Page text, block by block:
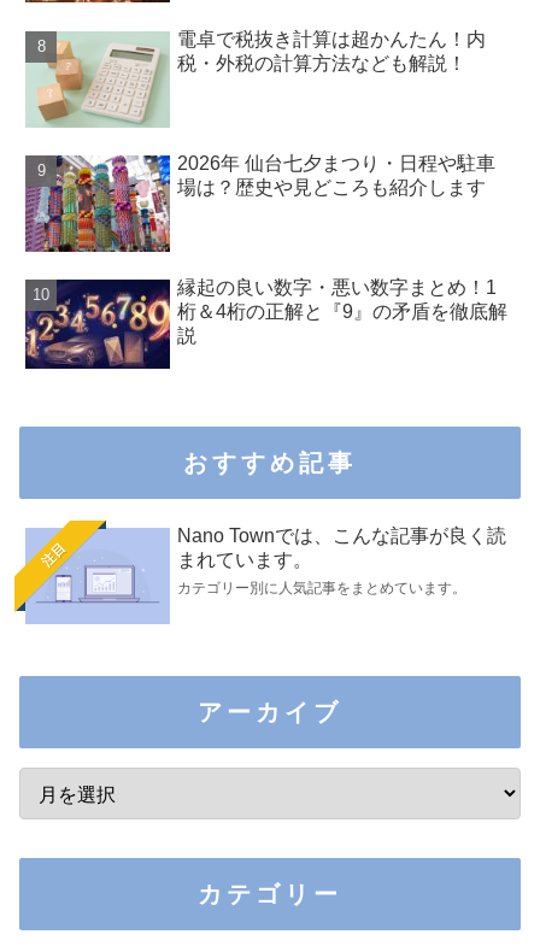
電卓で税抜き計算は超かんたん！内
税・外税の計算方法なども解説！
2026年 仙台七夕まつり・日程や駐車
場は？歴史や見どころも紹介します
縁起の良い数字・悪い数字まとめ！1
桁＆4桁の正解と『9』の矛盾を徹底解
説
おすすめ記事
注目
Nano Townでは、こんな記事が良く読
まれています。
カテゴリー別に人気記事をまとめています。
アーカイブ
カテゴリー